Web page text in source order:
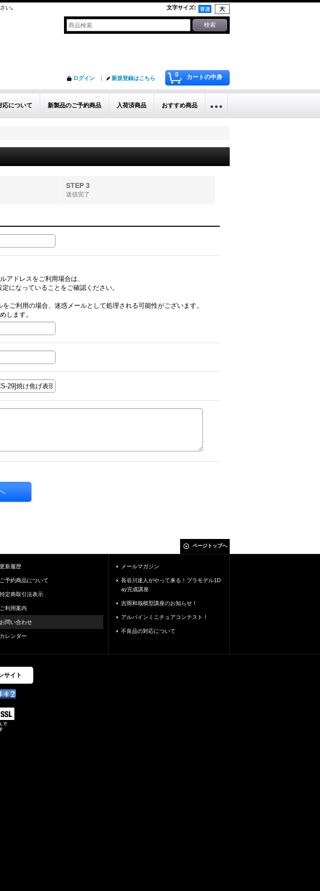
い｡ 文字サイズ:
0 カートの中身
ログイン 新規登録はこちら
応について 新製品のご予約商品 入荷済商品 おすすめ商品
STEP 3
送信完了
アドレスをご利用場合は、
になっていることをご確認ください。
ご利用の場合、迷惑メールとして処理される可能性がございます。
します。
ページトップへ
更新履歴
ご予約商品について
特定商取引法表示
ご利用案内
お問い合わせ
カレンダー
メールマガジン
長谷川迷人がやって来る！プラモデル1D
ay完成講座
吉岡和哉模型講座のお知らせ！
アルパインミニチュアコンテスト！
不良品の対応について
サイト